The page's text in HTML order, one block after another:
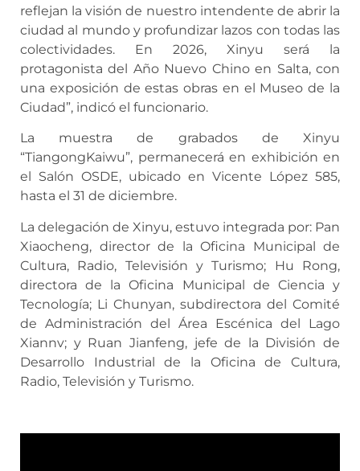
reflejan la visión de nuestro intendente de abrir la
ciudad al mundo y profundizar lazos con todas las
colectividades. En 2026, Xinyu será la
protagonista del Año Nuevo Chino en Salta, con
una exposición de estas obras en el Museo de la
Ciudad”, indicó el funcionario.
La muestra de grabados de Xinyu
“TiangongKaiwu”, permanecerá en exhibición en
el Salón OSDE, ubicado en Vicente López 585,
hasta el 31 de diciembre.
La delegación de Xinyu, estuvo integrada por: Pan
Xiaocheng, director de la Oficina Municipal de
Cultura, Radio, Televisión y Turismo; Hu Rong,
directora de la Oficina Municipal de Ciencia y
Tecnología; Li Chunyan, subdirectora del Comité
de Administración del Área Escénica del Lago
Xiannv; y Ruan Jianfeng, jefe de la División de
Desarrollo Industrial de la Oficina de Cultura,
Radio, Televisión y Turismo.